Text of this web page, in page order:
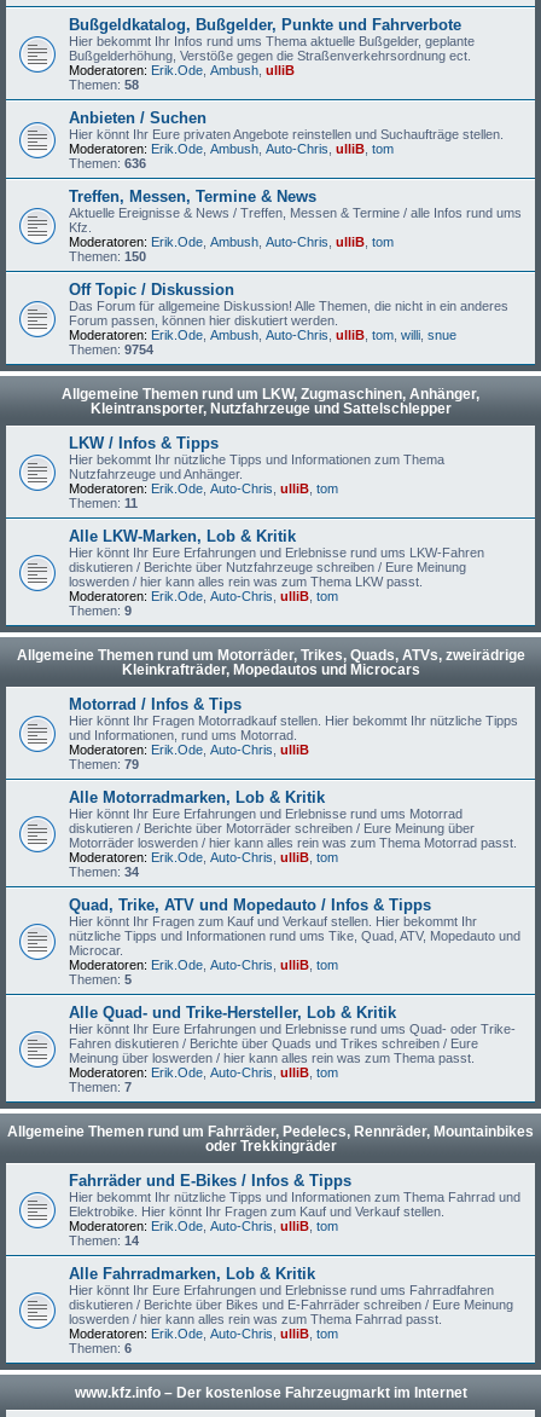
Bußgeldkatalog, Bußgelder, Punkte und Fahrverbote
Hier bekommt Ihr Infos rund ums Thema aktuelle Bußgelder, geplante
Bußgelderhöhung, Verstöße gegen die Straßenverkehrsordnung ect.
Moderatoren: Erik.Ode Ambush ulliB
Themen: 58
Anbieten / Suchen
Hier könnt Ihr Eure privaten Angebote reinstellen und Suchaufträge stellen.
Moderatoren: Erik.Ode Ambush Auto-Chris ulliB tom
Themen: 636
Treffen, Messen, Termine & News
Aktuelle Ereignisse & News / Treffen, Messen & Termine / alle Infos rund ums
Kfz.
Moderatoren: Erik.Ode Ambush Auto-Chris ulliB tom
Themen: 150
Off Topic / Diskussion
Das Forum für allgemeine Diskussion! Alle Themen, die nicht in ein anderes
Forum passen, können hier diskutiert werden.
Moderatoren: Erik.Ode Ambush Auto-Chris ulliB tom willi snue
Themen: 9754
Allgemeine Themen rund um LKW, Zugmaschinen, Anhänger,
Kleintransporter, Nutzfahrzeuge und Sattelschlepper
LKW / Infos & Tipps
Hier bekommt Ihr nützliche Tipps und Informationen zum Thema
Nutzfahrzeuge und Anhänger.
Moderatoren: Erik.Ode Auto-Chris ulliB tom
Themen: 11
Alle LKW-Marken, Lob & Kritik
Hier könnt Ihr Eure Erfahrungen und Erlebnisse rund ums LKW-Fahren
diskutieren / Berichte über Nutzfahrzeuge schreiben / Eure Meinung
loswerden / hier kann alles rein was zum Thema LKW passt.
Moderatoren: Erik.Ode Auto-Chris ulliB tom
Themen: 9
Allgemeine Themen rund um Motorräder, Trikes, Quads, ATVs, zweirädrige
Kleinkrafträder, Mopedautos und Microcars
Motorrad / Infos & Tips
Hier könnt Ihr Fragen Motorradkauf stellen. Hier bekommt Ihr nützliche Tipps
und Informationen, rund ums Motorrad.
Moderatoren: Erik.Ode Auto-Chris ulliB
Themen: 79
Alle Motorradmarken, Lob & Kritik
Hier könnt Ihr Eure Erfahrungen und Erlebnisse rund ums Motorrad
diskutieren / Berichte über Motorräder schreiben / Eure Meinung über
Motorräder loswerden / hier kann alles rein was zum Thema Motorrad passt.
Moderatoren: Erik.Ode Auto-Chris ulliB tom
Themen: 34
Quad, Trike, ATV und Mopedauto / Infos & Tipps
Hier könnt Ihr Fragen zum Kauf und Verkauf stellen. Hier bekommt Ihr
nützliche Tipps und Informationen rund ums Tike, Quad, ATV, Mopedauto und
Microcar.
Moderatoren: Erik.Ode Auto-Chris ulliB tom
Themen: 5
Alle Quad- und Trike-Hersteller, Lob & Kritik
Hier könnt Ihr Eure Erfahrungen und Erlebnisse rund ums Quad- oder Trike-
Fahren diskutieren / Berichte über Quads und Trikes schreiben / Eure
Meinung über loswerden / hier kann alles rein was zum Thema passt.
Moderatoren: Erik.Ode Auto-Chris ulliB tom
Themen: 7
Allgemeine Themen rund um Fahrräder, Pedelecs, Rennräder, Mountainbikes
oder Trekkingräder
Fahrräder und E-Bikes / Infos & Tipps
Hier bekommt Ihr nützliche Tipps und Informationen zum Thema Fahrrad und
Elektrobike. Hier könnt Ihr Fragen zum Kauf und Verkauf stellen.
Moderatoren: Erik.Ode Auto-Chris ulliB tom
Themen: 14
Alle Fahrradmarken, Lob & Kritik
Hier könnt Ihr Eure Erfahrungen und Erlebnisse rund ums Fahrradfahren
diskutieren / Berichte über Bikes und E-Fahrräder schreiben / Eure Meinung
loswerden / hier kann alles rein was zum Thema Fahrrad passt.
Moderatoren: Erik.Ode Auto-Chris ulliB tom
Themen: 6
www.kfz.info – Der kostenlose Fahrzeugmarkt im Internet